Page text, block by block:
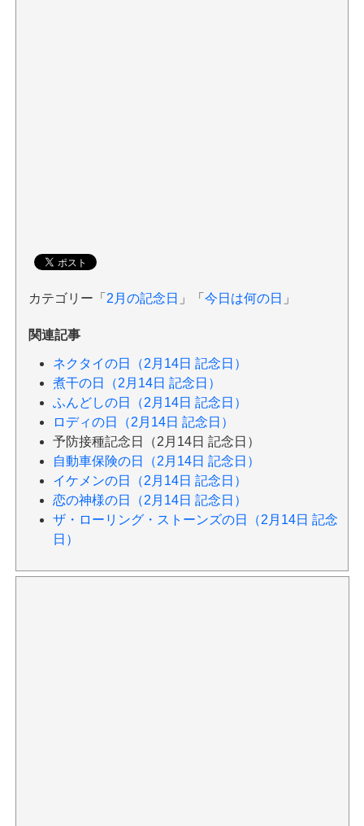
カテゴリー「 2月の記念日 」「 今日は何の日 」
関連記事
ネクタイの日（2月14日 記念日）
煮干の日（2月14日 記念日）
ふんどしの日（2月14日 記念日）
ロディの日（2月14日 記念日）
予防接種記念日（2月14日 記念日）
自動車保険の日（2月14日 記念日）
イケメンの日（2月14日 記念日）
恋の神様の日（2月14日 記念日）
ザ・ローリング・ストーンズの日（2月14日 記念
日）